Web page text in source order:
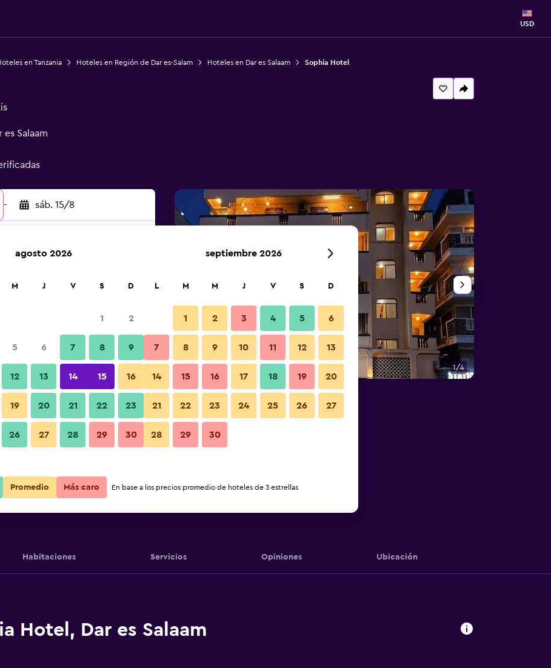
USD
en Tanzania Hoteles en Región de Dar es-Salam Hoteles en Dar es Salaam Sophia Hotel
Salaam
- sáb. 15/8
barata de precio por noche
Total noche
$15 Ver oferta
$18 Ver oferta
Edificio 1/4
Fotos
Habitaciones Servicios Opiniones Ubicación
Hotel, Dar es Salaam
agosto 2026
M J V S D
1 2
5 6 7 8 9
12 13 14 15 16
19 20 21 22 23
26 27 28 29 30
septiembre 2026
L M M J V S D
1 2 3 4 5 6
7 8 9 10 11 12 13
14 15 16 17 18 19 20
21 22 23 24 25 26 27
28 29 30
Promedio Más caro En base a los precios promedio de hoteles de 3 estrellas